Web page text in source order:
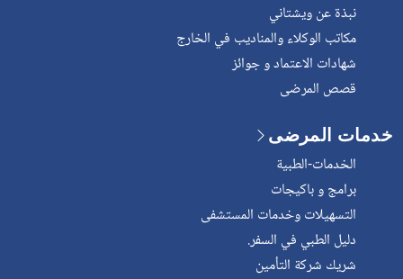
نبذة عن ويشتاني
مكاتب الوكلاء والمناديب في الخارج
شهادات الاعتماد و جوائز
قصص المرضى
خدمات المرضى
الخدمات-الطبية
برامج و باكيجات
التسهيلات وخدمات المستشفى
دليل الطبي في السفر.
شريك شركة التأمين